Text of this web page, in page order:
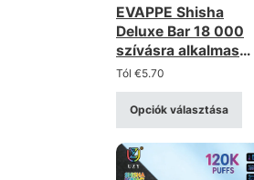
EVAPPE Shisha
Deluxe Bar 18 000
szívásra alkalmas
eldobható e-cigi –
Ω-os hálós tekercs,
újratölthető (0–5%
erősség)
Tól €5.70
Opciók választása